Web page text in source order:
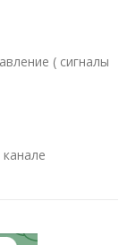
( сигналы